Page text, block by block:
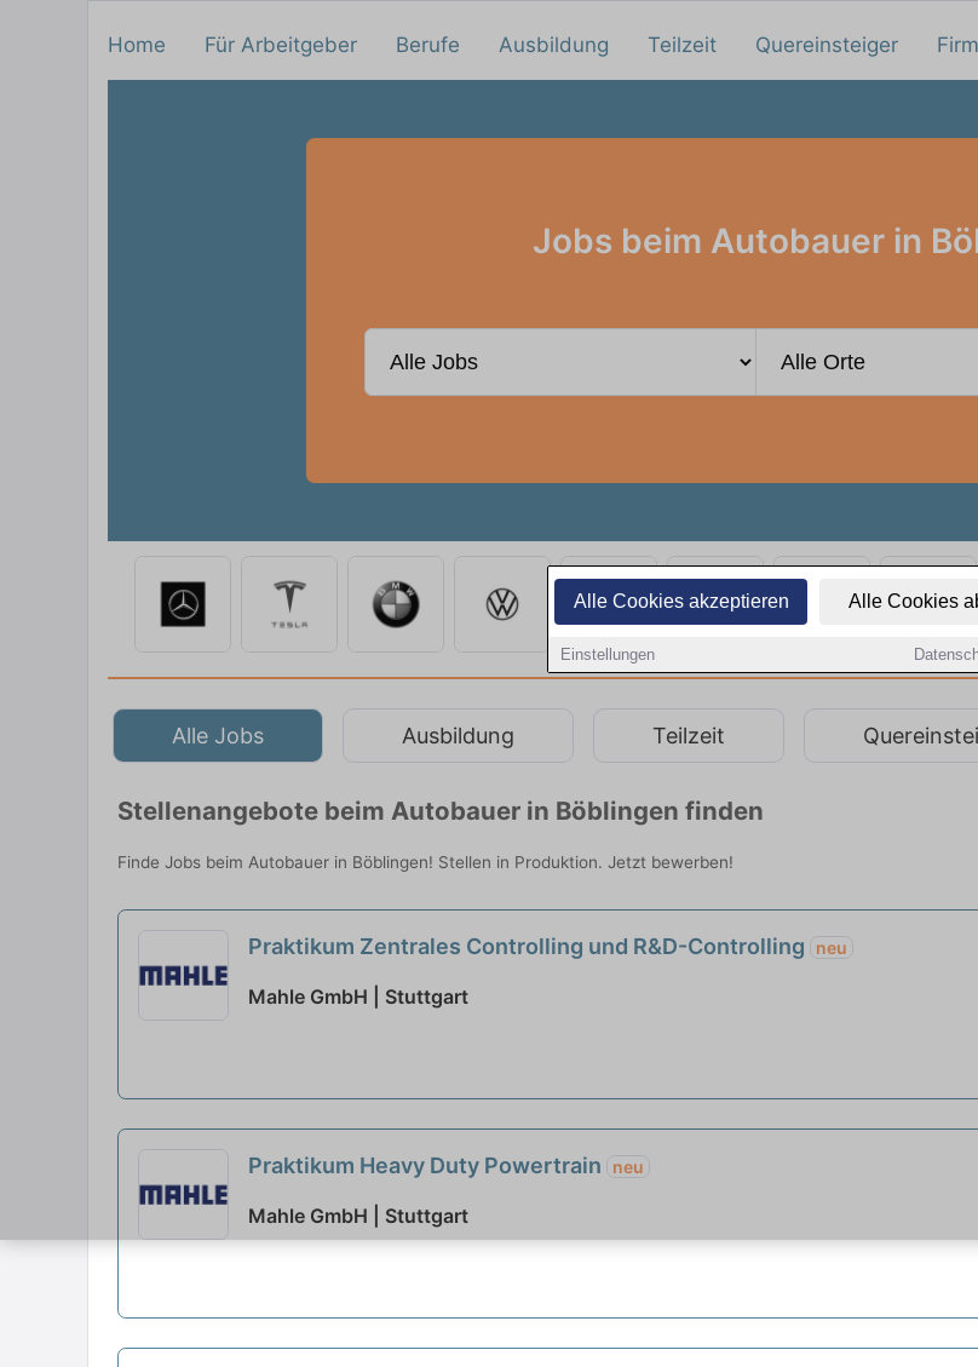
Alle Cookies akzeptieren Alle Cookies
Einstellungen
Home Für Arbeitgeber Berufe Ausbildung Teilzeit Quereinsteiger
Jobs beim Autobauer in
Alle Jobs Ausbildung Teilzeit
Stellenangebote beim Autobauer in Böblingen finden
Finde Jobs beim Autobauer in Böblingen! Stellen in Produktion. Jetzt bewerben!
Praktikum Zentrales Controlling und R&D-Controlling neu
Mahle GmbH | Stuttgart
Praktikum Heavy Duty Powertrain neu
Mahle GmbH | Stuttgart